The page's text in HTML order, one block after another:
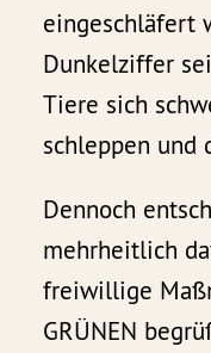
eingeschläfert
Dunkelziffer
Tiere sich
schleppen und
Dennoch
mehrheitlich
freiwillige
GRÜNEN